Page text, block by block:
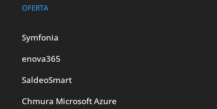
OFERTA
Symfonia
enova365
SaldeoSmart
Chmura Microsoft Azure